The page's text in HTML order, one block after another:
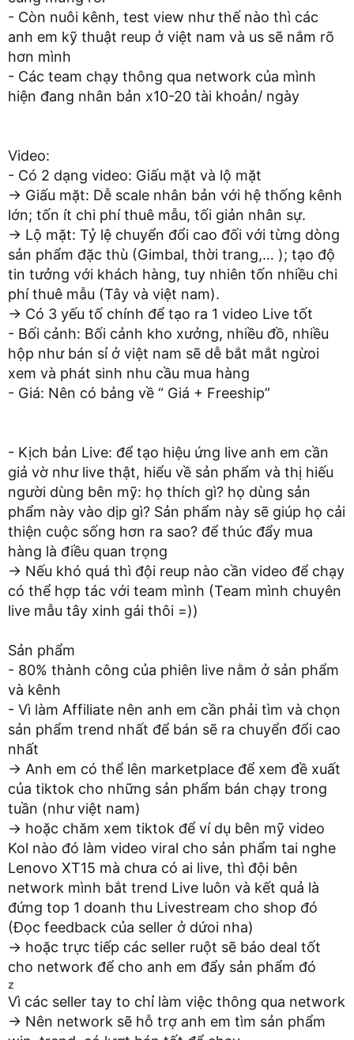
- Còn nuôi kênh, test view như thế nào thì các
anh em kỹ thuật reup ở việt nam và us sẽ nắm rõ
hơn mình
- Các team chạy thông qua network của mình
hiện đang nhân bản x10-20 tài khoản/ ngày
Video:
- Có 2 dạng video: Giấu mặt và lộ mặt
→ Giấu mặt: Dễ scale nhân bản với hệ thống kênh
lớn; tốn ít chi phí thuê mẫu, tối giản nhân sự.
→ Lộ mặt: Tỷ lệ chuyển đổi cao đối với từng dòng
sản phẩm đặc thù (Gimbal, thời trang,… ); tạo độ
tin tưởng với khách hàng, tuy nhiên tốn nhiều chi
phí thuê mẫu (Tây và việt nam).
→ Có 3 yếu tố chính để tạo ra 1 video Live tốt
- Bối cảnh: Bối cảnh kho xưởng, nhiều đồ, nhiều
hộp như bán sỉ ở việt nam sẽ dễ bắt mắt ngừoi
xem và phát sinh nhu cầu mua hàng
- Giá: Nên có bảng về “ Giá + Freeship”
- Kịch bản Live: để tạo hiệu ứng live anh em cần
giả vờ như live thật, hiểu về sản phẩm và thị hiếu
người dùng bên mỹ: họ thích gì? họ dùng sản
phẩm này vào dịp gì? Sản phẩm này sẽ giúp họ cải
thiện cuộc sống hơn ra sao? để thúc đẩy mua
hàng là điều quan trọng
→ Nếu khó quá thì đội reup nào cần video để chạy
có thể hợp tác với team mình (Team mình chuyên
live mẫu tây xinh gái thôi =))
Sản phẩm
- 80% thành công của phiên live nằm ở sản phẩm
và kênh
- Vì làm Affiliate nên anh em cần phải tìm và chọn
sản phẩm trend nhất để bán sẽ ra chuyển đổi cao
nhất
→ Anh em có thể lên marketplace để xem đề xuất
của tiktok cho những sản phẩm bán chạy trong
tuần (như việt nam)
→ hoặc chăm xem tiktok để ví dụ bên mỹ video
Kol nào đó làm video viral cho sản phẩm tai nghe
Lenovo XT15 mà chưa có ai live, thì đội bên
network mình bắt trend Live luôn và kết quả là
đứng top 1 doanh thu Livestream cho shop đó
(Đọc feedback của seller ở dứoi nha)
→ hoặc trực tiếp các seller ruột sẽ báo deal tốt
cho network để cho anh em đẩy sản phẩm đó
z
Vì các seller tay to chỉ làm việc thông qua network
→ Nên network sẽ hỗ trợ anh em tìm sản phẩm